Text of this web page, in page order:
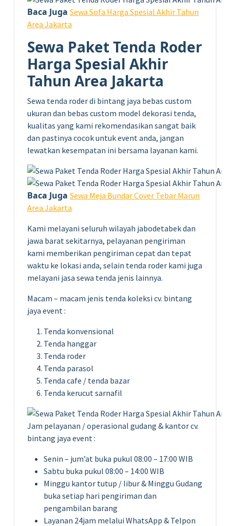
Baca Juga Sewa Sofa Harga Spesial Akhir Tahun
Area Jakarta
Sewa Paket Tenda Roder
Harga Spesial Akhir
Tahun Area Jakarta
Sewa tenda roder di bintang jaya bebas custom
ukuran dan bebas custom model dekorasi tenda,
kualitas yang kami rekomendasikan sangat baik
dan pastinya cocok untuk event anda, jangan
lewatkan kesempatan ini bersama layanan kami.
Baca Juga Sewa Meja Bundar Cover Tebar Marun
Area Jakarta
Kami melayani seluruh wilayah jabodetabek dan
jawa barat sekitarnya, pelayanan pengiriman
kami memberikan pengiriman cepat dan tepat
waktu ke lokasi anda, selain tenda roder kami juga
melayani jasa sewa tenda jenis lainnya.
Macam – macam jenis tenda koleksi cv. bintang
jaya event :
Tenda konvensional
Tenda hanggar
Tenda roder
Tenda parasol
Tenda cafe / tenda bazar
Tenda kerucut sarnafil
Jam pelayanan / operasional gudang & kantor cv.
bintang jaya event :
Senin – jum’at buka pukul 08:00 – 17:00 WIB
Sabtu buka pukul 08:00 – 14:00 WIB
Minggu kantor tutup / libur & Minggu Gudang
buka setiap hari pengiriman dan
pengambilan barang
Layanan 24jam melalui WhatsApp & Telpon